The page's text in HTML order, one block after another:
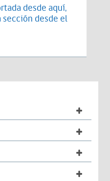
desde aquí,
desde el